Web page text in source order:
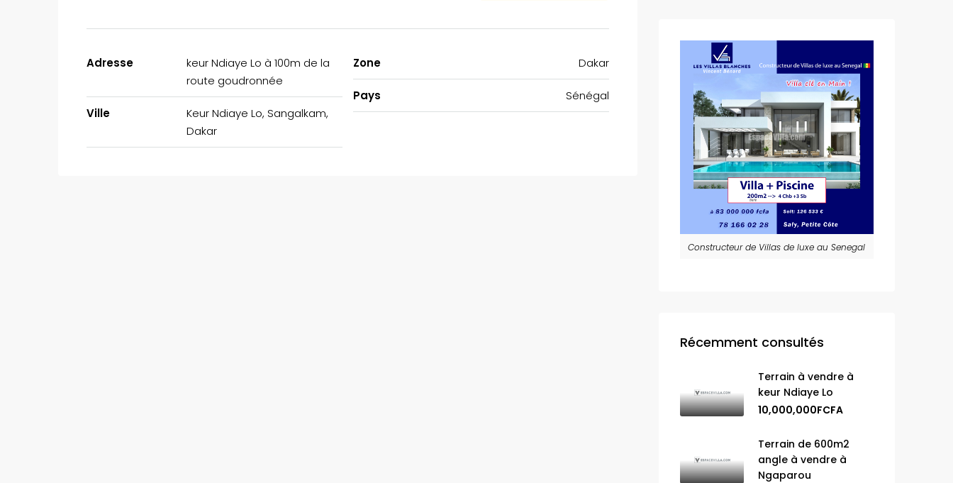
Adresse
keur Ndiaye Lo à 100m de la
route goudronnée
Ville
Keur Ndiaye Lo, Sangalkam,
Dakar
Zone Dakar
Pays Sénégal
Constructeur de Villas de luxe au Senegal
Récemment consultés
Terrain à vendre à
keur Ndiaye Lo
10,000,000FCFA
Terrain de 600m2
angle à vendre à
Ngaparou